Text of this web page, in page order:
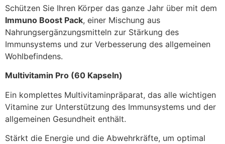
Schützen Sie Ihren Körper das ganze Jahr über mit dem
Immuno Boost Pack, einer Mischung aus
Nahrungsergänzungsmitteln zur Stärkung des
Immunsystems und zur Verbesserung des allgemeinen
Wohlbefindens.
Multivitamin Pro (60 Kapseln)
Ein komplettes Multivitaminpräparat, das alle wichtigen
Vitamine zur Unterstützung des Immunsystems und der
allgemeinen Gesundheit enthält.
Stärkt die Energie und die Abwehrkräfte, um optimal